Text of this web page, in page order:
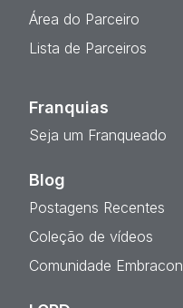
Área do Parceiro
Lista de Parceiros
Franquias
Seja um Franqueado
Blog
Postagens Recentes
Coleção de vídeos
Comunidade Embracon